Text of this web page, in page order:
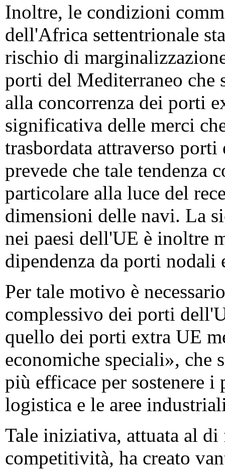
Inoltre, le condizioni
dell'Africa settentrionale
rischio di
porti del Mediterraneo che
alla concorrenza dei porti
significativa delle merci
trasbordata attraverso
prevede che tale tendenza
particolare alla luce del
dimensioni delle navi. La
nei paesi dell'UE è inoltre
dipendenza da porti nodali
Per tale motivo è
complessivo dei porti
quello dei porti extra UE
economiche speciali», che
più efficace per sostenere
logistica e le aree
Tale iniziativa, attuata al
competitività, ha creato